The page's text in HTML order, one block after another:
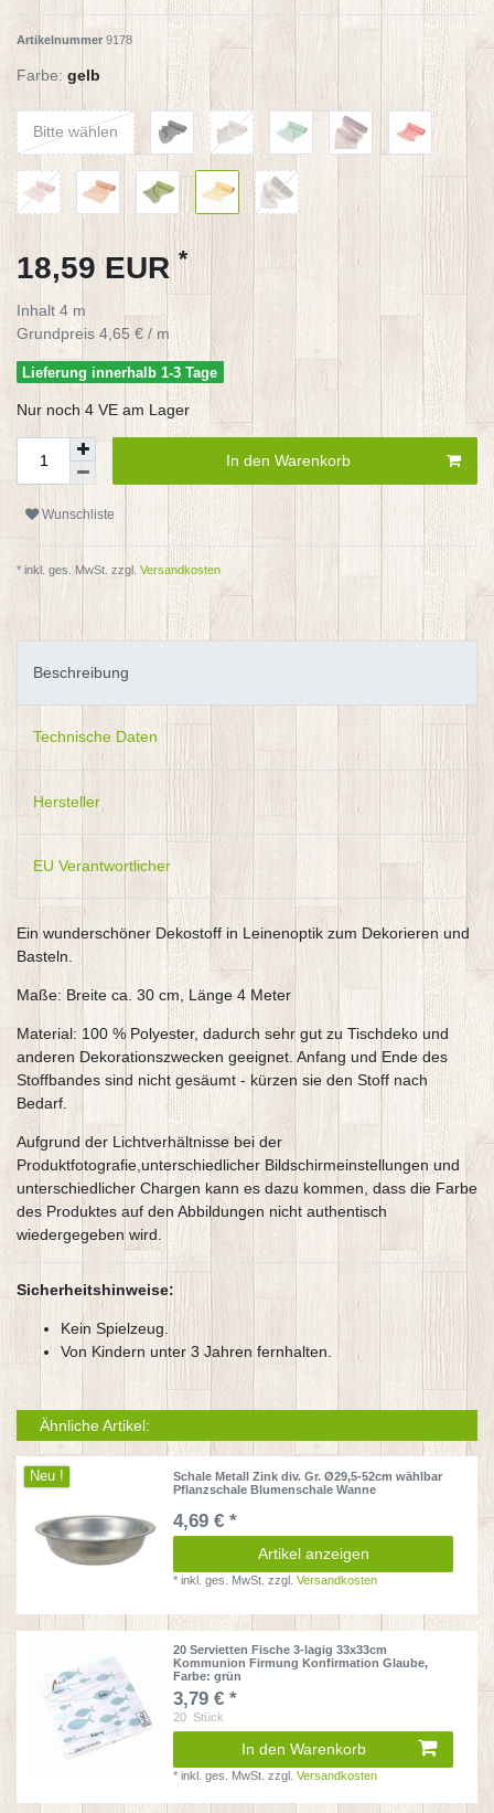
Artikelnummer 9178
Farbe: gelb
Bitte wählen
18,59 EUR *
Inhalt 4 m
Grundpreis 4,65 € / m
Lieferung innerhalb 1-3 Tage
Nur noch 4 VE am Lager
In den Warenkorb
Wunschliste
* inkl. ges. MwSt. zzgl. Versandkosten
Beschreibung
Technische Daten
Hersteller
EU Verantwortlicher
Ein wunderschöner Dekostoff in Leinenoptik zum Dekorieren und
Basteln.
Maße: Breite ca. 30 cm, Länge 4 Meter
Material: 100 % Polyester, dadurch sehr gut zu Tischdeko und
anderen Dekorationszwecken geeignet. Anfang und Ende des
Stoffbandes sind nicht gesäumt - kürzen sie den Stoff nach
Bedarf.
Aufgrund der Lichtverhältnisse bei der
Produktfotografie,unterschiedlicher Bildschirmeinstellungen und
unterschiedlicher Chargen kann es dazu kommen, dass die Farbe
des Produktes auf den Abbildungen nicht authentisch
wiedergegeben wird.
Sicherheitshinweise:
Kein Spielzeug.
Von Kindern unter 3 Jahren fernhalten.
Ähnliche Artikel:
Neu !
Schale Metall Zink div. Gr. Ø29,5-52cm wählbar
Pflanzschale Blumenschale Wanne
4,69 € *
Artikel anzeigen
*inkl. ges. MwSt. zzgl.Versandkosten
20 Servietten Fische 3-lagig 33x33cm
Kommunion Firmung Konfirmation Glaube,
Farbe: grün
3,79 € *
20 Stück
In den Warenkorb
*inkl. ges. MwSt. zzgl.Versandkosten